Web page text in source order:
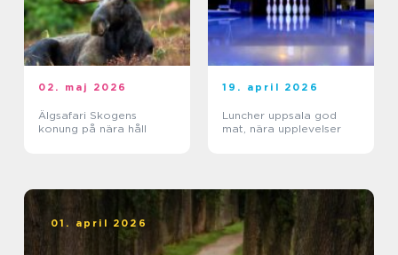
02. maj 2026
Älgsafari Skogens
konung på nära håll
19. april 2026
Luncher uppsala god
mat, nära upplevelser
01. april 2026